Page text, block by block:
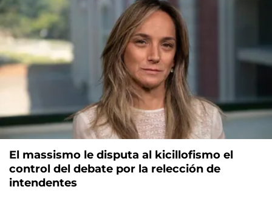
El massismo le disputa al kicillofismo el
control del debate por la relección de
intendentes